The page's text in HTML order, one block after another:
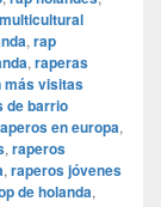
, rap
, raperas
más visitas
de barrio
en europa,
, raperos
, raperos jóvenes
de holanda,